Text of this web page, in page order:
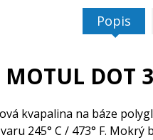
Popis
MOTUL DOT
kvapalina na báze
245° C / 473° F. Mokrý